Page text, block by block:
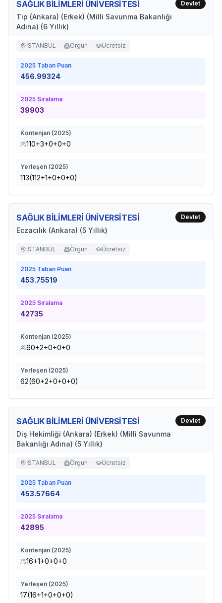
SAĞLIK BİLİMLERİ ÜNİVERSİTESİ
Tıp (Ankara) (Erkek) (Milli Savunma Bakanlığı
Adına) (6 Yıllık)
Devlet
İSTANBUL Örgün Ücretsiz
2025 Taban Puan
456.99324
2025 Sıralama
39903
Kontenjan (2025)
110+3+0+0+0
Yerleşen (2025)
113(112+1+0+0+0)
SAĞLIK BİLİMLERİ ÜNİVERSİTESİ
Eczacılık (Ankara) (5 Yıllık)
Devlet
İSTANBUL Örgün Ücretsiz
2025 Taban Puan
453.75519
2025 Sıralama
42735
Kontenjan (2025)
60+2+0+0+0
Yerleşen (2025)
62(60+2+0+0+0)
SAĞLIK BİLİMLERİ ÜNİVERSİTESİ
Diş Hekimliği (Ankara) (Erkek) (Milli Savunma
Bakanlığı Adına) (5 Yıllık)
Devlet
İSTANBUL Örgün Ücretsiz
2025 Taban Puan
453.57664
2025 Sıralama
42895
Kontenjan (2025)
16+1+0+0+0
Yerleşen (2025)
17(16+1+0+0+0)